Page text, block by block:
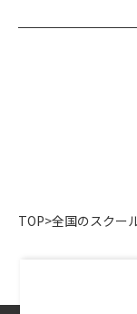
TOP>全国のスクー